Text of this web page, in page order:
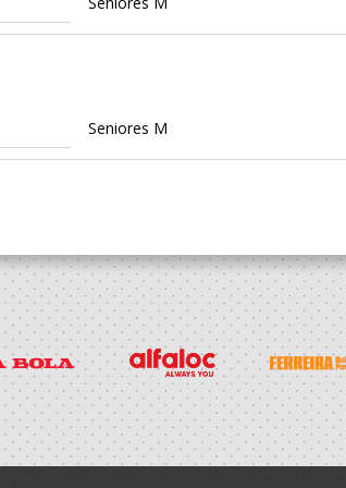
Seniores M
Seniores M
Seniores M
Seniores M